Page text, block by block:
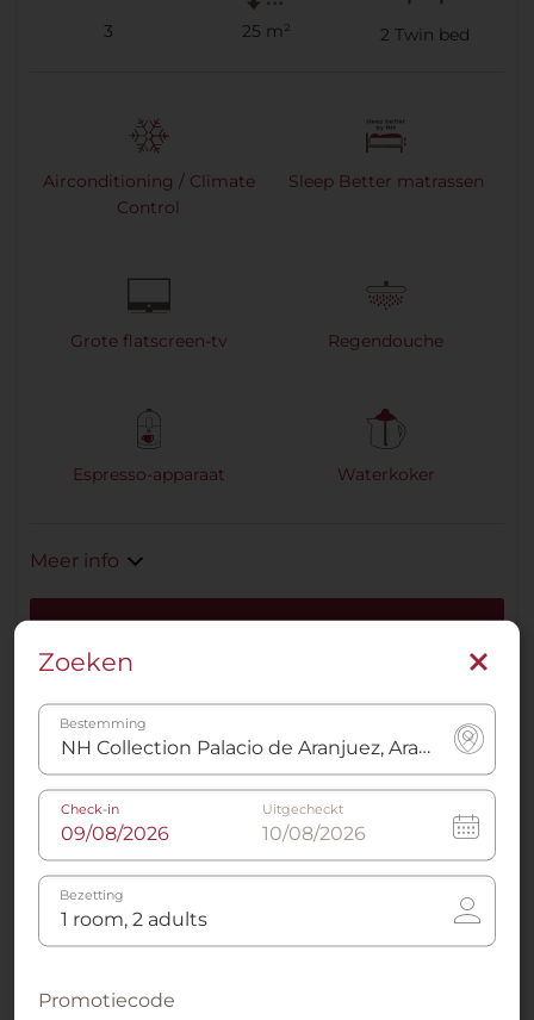
3 25 m² 2 Twin bed
Airconditioning / Climate
Control
Sleep Better matrassen
Grote flatscreen-tv Regendouche
Espresso-apparaat Waterkoker
Meer info
Zoeken
Bestemming
Check-in Uitgecheckt
Bezetting
Promotiecode